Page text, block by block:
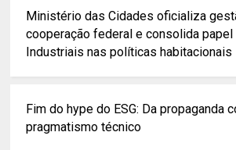
Ministério das Cidades oficializa
cooperação federal e consolida
Industriais nas políticas habitacionais
Fim do hype do ESG: Da propaganda
pragmatismo técnico